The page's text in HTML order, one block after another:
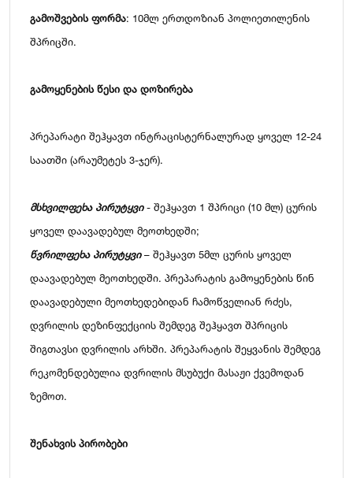
გამოშვების ფორმა: 10მლ ერთდოზიან პოლიეთილენის
შპრიცში.
გამოყენების წესი და დოზირება
პრეპარატი შეჰყავთ ინტრაცისტერნალურად ყოველ 12-24
საათში (არაუმეტეს 3-ჯერ).
მსხვილფეხა პირუტყვი- შეჰყავთ 1 შპრიცი (10 მლ) ცურის
ყოველ დაავადებულ მეოთხედში;
წვრილფეხა პირუტყვი – შეჰყავთ 5მლ ცურის ყოველ
დაავადებულ მეოთხედში. პრეპარატის გამოყენების წინ
დაავადებული მეოთხედებიდან ჩამოწველიან რძეს,
დვრილის დეზინფექციის შემდეგ შეჰყავთ შპრიცის
შიგთავსი დვრილის არხში. პრეპარატის შეყვანის შემდეგ
რეკომენდებულია დვრილის მსუბუქი მასაჟი ქვემოდან
ზემოთ.
შენახვის პირობები